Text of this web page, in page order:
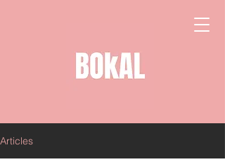
Articles